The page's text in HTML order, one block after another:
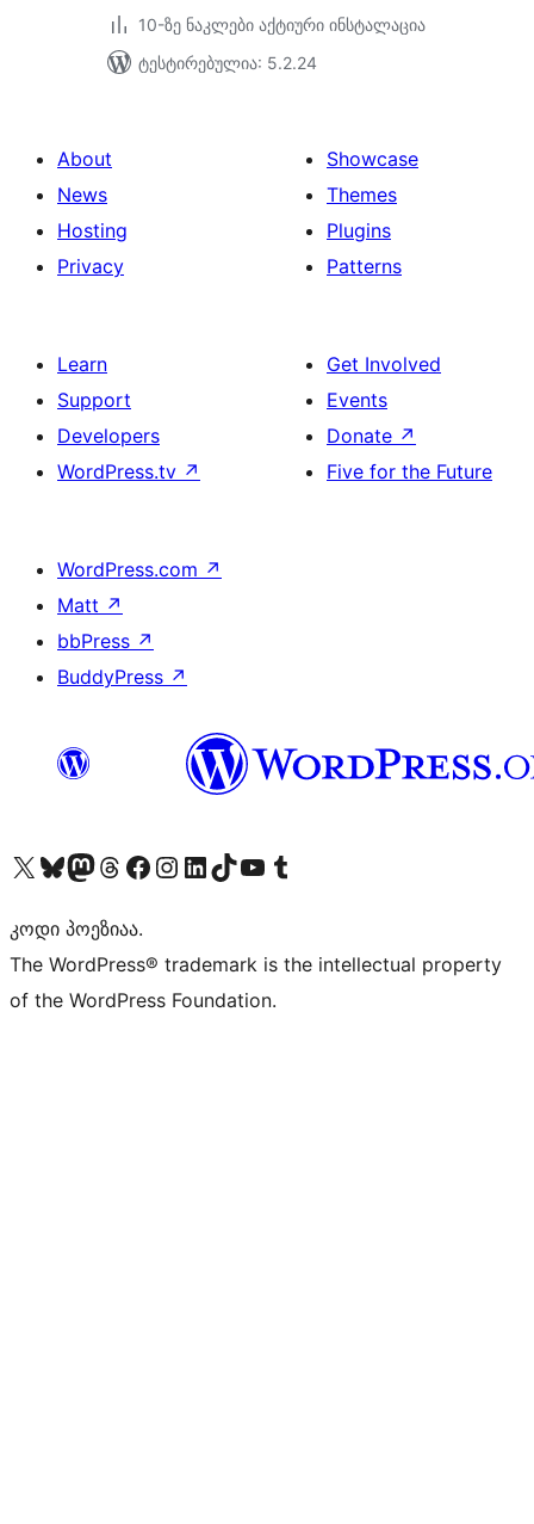
10-ზე ნაკლები აქტიური ინსტალაცია
ტესტირებულია: 5.2.24
About
News
Hosting
Privacy
Showcase
Themes
Plugins
Patterns
Learn
Support
Developers
WordPress.tv ↗
Get Involved
Events
Donate ↗
Five for the Future
WordPress.com ↗
Matt ↗
bbPress ↗
BuddyPress ↗
Visit our X (formerly Twitter) account
Visit our Bluesky account
Visit our Mastodon account
Visit our Threads account
Visit our Facebook page
Visit our Instagram account
Visit our LinkedIn account
Visit our TikTok account
Visit our YouTube channel
Visit our Tumblr account
კოდი პოეზიაა.
The WordPress® trademark is the intellectual property
of the WordPress Foundation.